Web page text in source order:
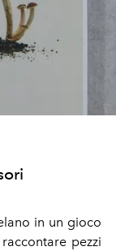
in un gioco
pezzi